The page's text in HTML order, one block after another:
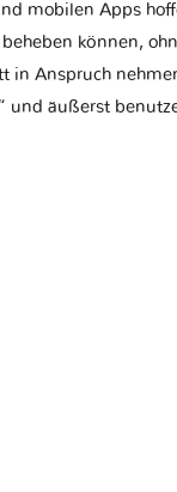
mobilen Apps
können,
in Anspruch
und äußerst